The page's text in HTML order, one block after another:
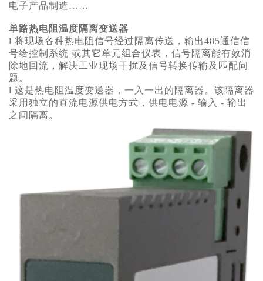
电子产品制造……
单路热电阻温度隔离变送器
l 将现场各种热电阻信号经过隔离传送，输出485通信信
号给控制系统 或其它单元组合仪表，信号隔离能有效消
除地回流，解决工业现场干扰及信号转换传输及匹配问
题。
l 这是热电阻温度变送器，一入一出的隔离器。该隔离器
采用独立的直流电源供电方式，供电电源 - 输入 - 输出
之间隔离。